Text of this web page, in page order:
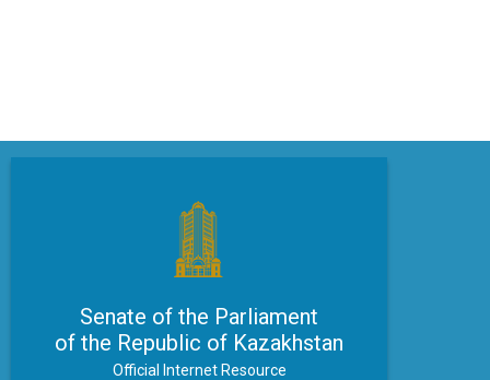
Senate of the Parliament
of the Republic of Kazakhstan
Official Internet Resource